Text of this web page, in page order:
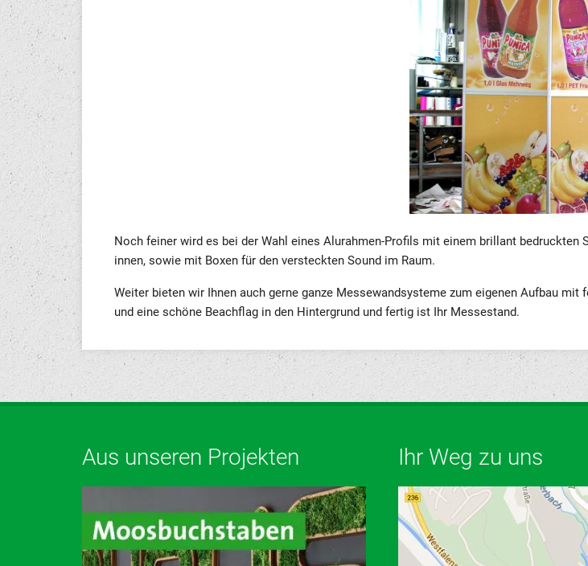
Noch feiner wird es bei der Wahl eines Alurahmen-Profils mit einem brillant
innen, sowie mit Boxen für den versteckten Sound im Raum.
Weiter bieten wir Ihnen auch gerne ganze Messewandsysteme zum eigenen Aufbau
und eine schöne Beachflag in den Hintergrund und fertig ist Ihr Messestand.
Aus unseren Projekten Ihr Weg zu uns